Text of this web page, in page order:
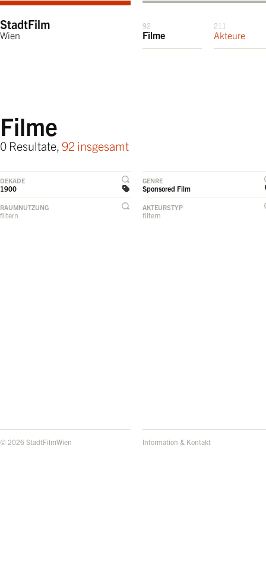
StadtFilm
Wien
92
Filme
211
Akteure
Filme
0 Resultate, 92 insgesamt
DEKADE
1900
GENRE
Sponsored Film
RAUMNUTZUNG
filtern
AKTEURSTYP
filtern
© 2026 StadtFilmWien Information & Kontakt